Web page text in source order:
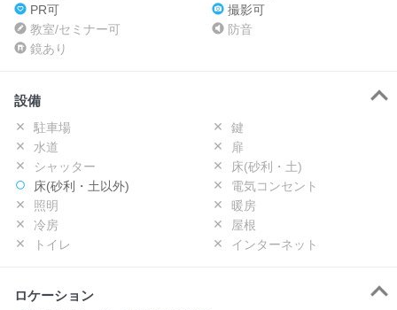
PR可
撮影可
教室/セミナー可
防音
鏡あり
設備
駐車場
鍵
水道
扉
シャッター
床(砂利・土)
床(砂利・土以外)
電気コンセント
照明
暖房
冷房
屋根
トイレ
インターネット
ロケーション